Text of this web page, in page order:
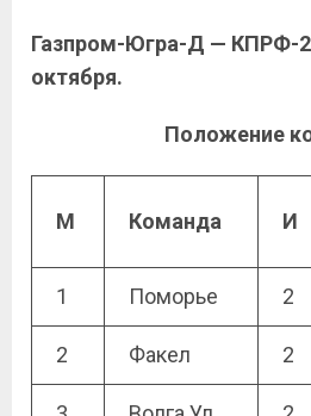
Газпром-Югра-Д — КПРФ-2
октября.
Положение
М Команда И
1 Поморье 2
2 Факел 2